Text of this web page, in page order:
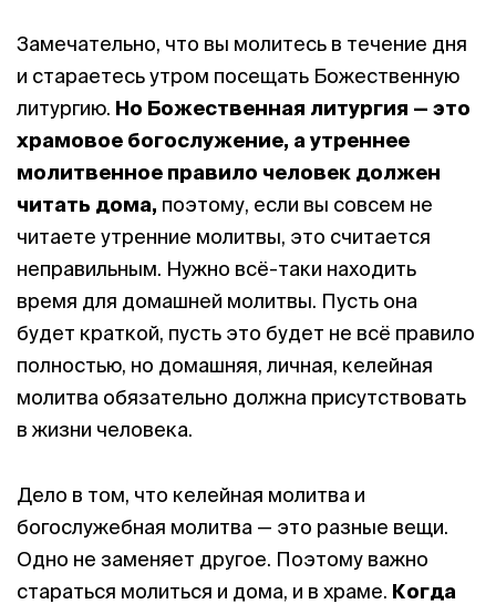
Замечательно, что вы молитесь в течение дня
и стараетесь утром посещать Божественную
литургию. Но Божественная литургия — это
храмовое богослужение, а утреннее
молитвенное правило человек должен
читать дома, поэтому, если вы совсем не
читаете утренние молитвы, это считается
неправильным. Нужно всё-таки находить
время для домашней молитвы. Пусть она
будет краткой, пусть это будет не всё правило
полностью, но домашняя, личная, келейная
молитва обязательно должна присутствовать
в жизни человека.
Дело в том, что келейная молитва и
богослужебная молитва — это разные вещи.
Одно не заменяет другое. Поэтому важно
стараться молиться и дома, и в храме. Когда